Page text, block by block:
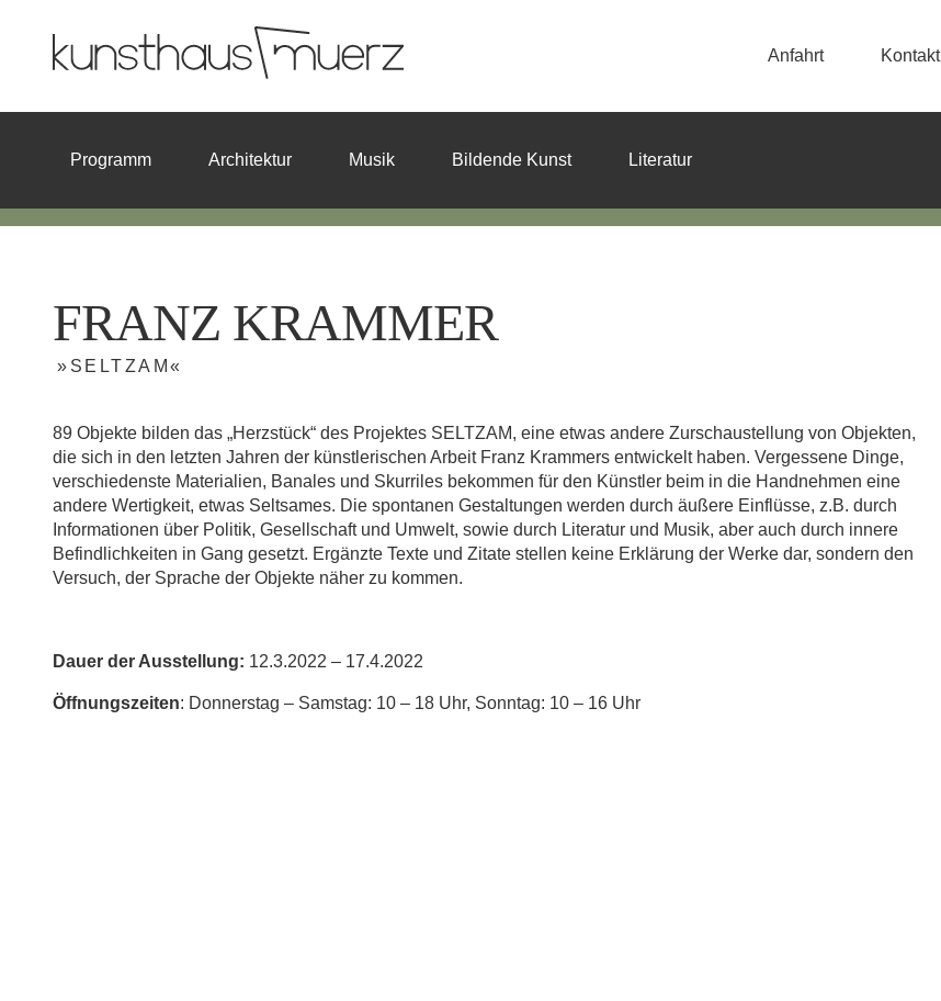
Anfahrt Kontakt
Programm Architektur Musik Bildende Kunst Literatur
FRANZ KRAMMER
»SELTZAM«
89 Objekte bilden das „Herzstück“ des Projektes SELTZAM, eine etwas andere Zurschaustellung von Objekten,
die sich in den letzten Jahren der künstlerischen Arbeit Franz Krammers entwickelt haben. Vergessene Dinge,
verschiedenste Materialien, Banales und Skurriles bekommen für den Künstler beim in die Handnehmen eine
andere Wertigkeit, etwas Seltsames. Die spontanen Gestaltungen werden durch äußere Einflüsse, z.B. durch
Informationen über Politik, Gesellschaft und Umwelt, sowie durch Literatur und Musik, aber auch durch innere
Befindlichkeiten in Gang gesetzt. Ergänzte Texte und Zitate stellen keine Erklärung der Werke dar, sondern den
Versuch, der Sprache der Objekte näher zu kommen.
Dauer der Ausstellung: 12.3.2022 – 17.4.2022
Öffnungszeiten: Donnerstag – Samstag: 10 – 18 Uhr, Sonntag: 10 – 16 Uhr